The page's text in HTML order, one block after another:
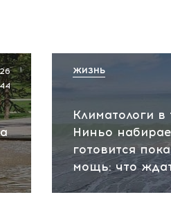
44
Климатологи в
Ниньо
готовится
мощь: что
ЖИЗНЬ